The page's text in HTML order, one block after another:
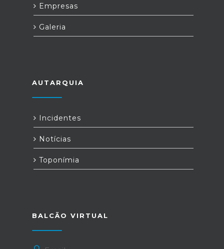
Empresas
Galeria
AUTARQUIA
Incidentes
Notícias
Toponímia
BALCÃO VIRTUAL